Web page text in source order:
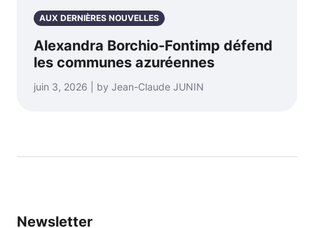
AUX DERNIÈRES NOUVELLES
Alexandra Borchio-Fontimp défend
les communes azuréennes
juin 3, 2026 | by Jean-Claude JUNIN
Newsletter